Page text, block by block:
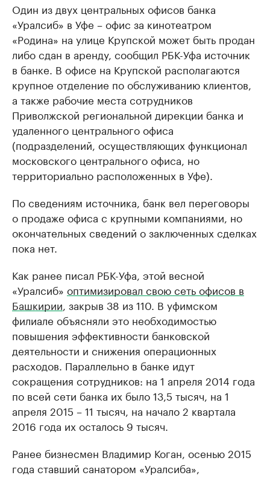
Один из двух центральных офисов банка
«Уралсиб» в Уфе – офис за кинотеатром
«Родина» на улице Крупской может быть продан
либо сдан в аренду, сообщил РБК-Уфа источник
в банке. В офисе на Крупской располагаются
крупное отделение по обслуживанию клиентов,
а также рабочие места сотрудников
Приволжской региональной дирекции банка и
удаленного центрального офиса
(подразделений, осуществляющих функционал
московского центрального офиса, но
территориально расположенных в Уфе).
По сведениям источника, банк вел переговоры
о продаже офиса с крупными компаниями, но
окончательных сведений о заключенных сделках
пока нет.
Как ранее писал РБК-Уфа, этой весной
«Уралсиб» оптимизировал свою сеть офисов в
Башкирии, закрыв 38 из 110. В уфимском
филиале объясняли это необходимостью
повышения эффективности банковской
деятельности и снижения операционных
расходов. Параллельно в банке идут
сокращения сотрудников: на 1 апреля 2014 года
по всей сети банка их было 13,5 тысяч, на 1
апреля 2015 – 11 тысяч, на начало 2 квартала
2016 года их осталось 9 тысяч.
Ранее бизнесмен Владимир Коган, осенью 2015
года ставший санатором «Уралсиба»,